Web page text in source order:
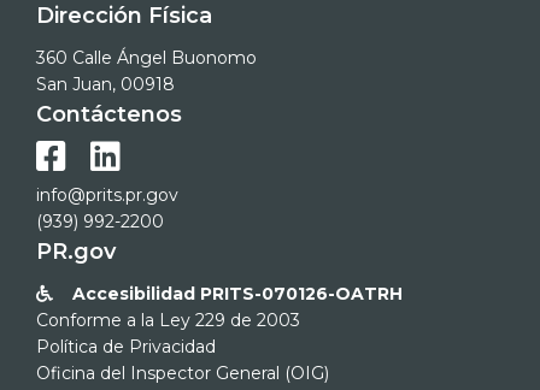
Dirección Física
360 Calle Ángel Buonomo
San Juan, 00918
Contáctenos
 
info@prits.pr.gov
(939) 992-2200
PR.gov

Accesibilidad PRITS-070126-OATRH
Conforme a la Ley 229 de 2003
Política de Privacidad
Oficina del Inspector General (OIG)